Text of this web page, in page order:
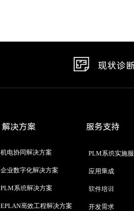
现状诊
机电协同解决方案
企业数字化解决方案
PLM系统解决方案
EPLAN高效工程解决方案
解决方案 服务支持
PLM系统实施
应用集成
软件培训
开发需求